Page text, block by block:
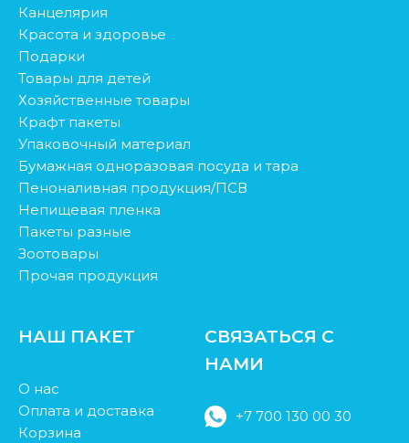
Канцелярия
Красота и здоровье
Подарки
Товары для детей
Хозяйственные товары
Крафт пакеты
Упаковочный материал
Бумажная одноразовая посуда и тара
Пеноналивная продукция/ПСВ
Непищевая пленка
Пакеты разные
Зоотовары
Прочая продукция
НАШ ПАКЕТ
О нас
Оплата и доставка
Корзина
СВЯЗАТЬСЯ С
НАМИ
+7 700 130 00 30